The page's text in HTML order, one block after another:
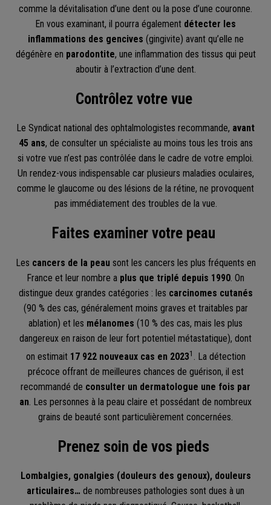
comme la dévitalisation d’une dent ou la pose d’une couronne.
En vous examinant, il pourra également détecter les
inflammations des gencives (gingivite) avant qu’elle ne
dégénère en parodontite, une inflammation des tissus qui peut
aboutir à l’extraction d’une dent.
Contrôlez votre vue
Le Syndicat national des ophtalmologistes recommande, avant
45 ans, de consulter un spécialiste au moins tous les trois ans
si votre vue n’est pas contrôlée dans le cadre de votre emploi.
Un rendez-vous indispensable car plusieurs maladies oculaires,
comme le glaucome ou des lésions de la rétine, ne provoquent
pas immédiatement des troubles de la vue.
Faites examiner votre peau
Les cancers de la peausont les cancers les plus fréquents en
France et leur nombre a plus que triplé depuis 1990 . On
distingue deux grandes catégories : les carcinomes cutanés
(90 % des cas, généralement moins graves et traitables par
ablation) et les mélanomes (10 % des cas, mais les plus
dangereux en raison de leur fort potentiel métastatique), dont
on estimait 17 922 nouveaux cas en 20231 . La détection
précoce offrant de meilleures chances de guérison, il est
recommandé de consulter un dermatologue une fois par
an. Les personnes à la peau claire et possédant de nombreux
grains de beauté sont particulièrement concernées.
Prenez soin de vos pieds
Lombalgies, gonalgies (douleurs des genoux), douleurs
articulaires… de nombreuses pathologies sont dues à un